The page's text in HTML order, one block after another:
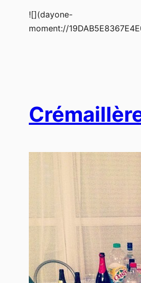
![](dayone-
moment://